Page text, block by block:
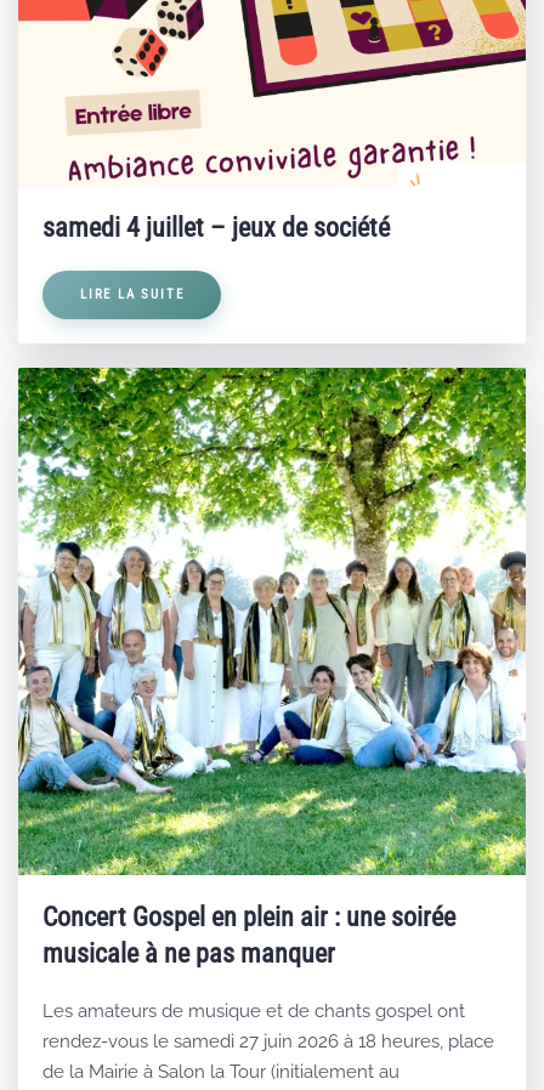
samedi 4 juillet – jeux de société
LIRE LA SUITE
Concert Gospel en plein air : une soirée
musicale à ne pas manquer
Les amateurs de musique et de chants gospel ont
rendez-vous le samedi 27 juin 2026 à 18 heures, place
de la Mairie à Salon la Tour (initialement au